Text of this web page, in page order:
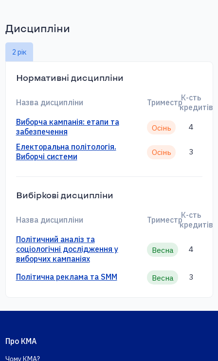
Дисципліни
2 рік
Нормативні дисципліни
Назва дисципліни ТриместрК-сть
кредитів
Виборча кампанія: етапи та
забезпечення
Осінь 4
Електоральна політологія.
Виборчі системи
Осінь 3
Вибіркові дисципліни
Назва дисципліни ТриместрК-сть
кредитів
Політичний аналіз та
соціологічні дослідження у
виборчих кампаніях
Весна 4
Політична реклама та SMM Весна 3
Про КМА
Чому КМА?